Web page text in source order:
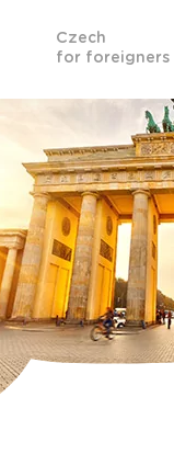
Czech
for foreigners